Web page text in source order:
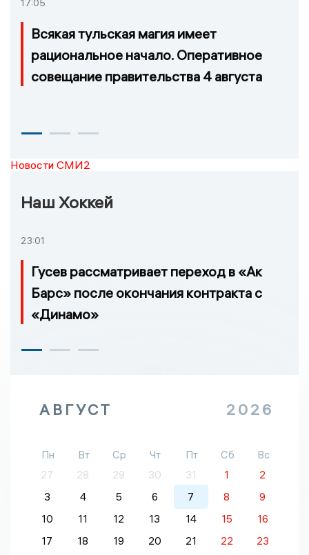
17:05
Всякая тульская магия имеет
рациональное начало. Оперативное
совещание правительства 4 августа
Новости СМИ2
Наш Хоккей
23:01
Гусев рассматривает переход в «Ак
Барс» после окончания контракта с
«Динамо»
АВГУСТ 2026
Пн Вт Ср Чт Пт Сб
Вс
27
28 29 30 31 1
2
3
4 5 6 7 8
9
10
11 12 13 14 15
16
17
18 19 20 21 22
23